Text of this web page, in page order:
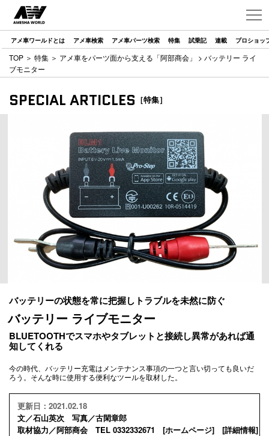
アメ車ワールドとは アメ車検索 アメ車パーツ検索 特集 試乗記 連載 プロショッ
TOP ＞ 特集 ＞ アメ車をパーツ面から支える「阿部商会」
> バッテリー ライ
ブモニター
SPECIAL ARTICLES ［特集］
バッテリーの状態を常に把握しトラブルを未然に防ぐ
バッテリー ライブモニター
BLUETOOTHでスマホやタブレットと接続し異常があれば通
知してくれる
今の時代、バッテリー充電はメンテナンス事項の一つと言い切っても良いだ
ろう。そんな時に使用する便利なツールを取材した。
更新日：2021.02.18
文／石山英次 写真／古閑章郎
取材協力／阿部商会 TEL 0332332671 [ホームページ] [詳細情報]